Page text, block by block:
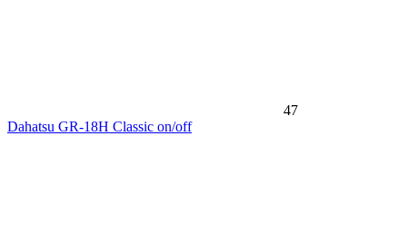
47
Dahatsu GR-18H Classic on/off